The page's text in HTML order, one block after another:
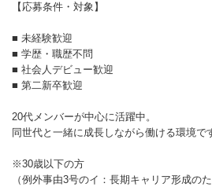
【応募条件・対象】
■ 未経験歓迎
■ 学歴・職歴不問
■ 社会人デビュー歓迎
■ 第二新卒歓迎
20代メンバーが中心に活躍中。
同世代と一緒に成長しながら働ける環境で
※30歳以下の方
（例外事由3号のイ：長期キャリア形成のた